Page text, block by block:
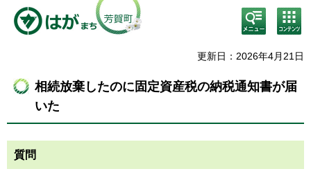
検
索・
メニ
コン
テン
ニュ
更新日：2026年4月21日
相続放棄したのに固定資産税の納税通知書が届
いた
質問